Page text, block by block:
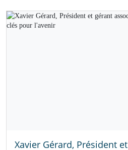
Xavier Gérard, Président